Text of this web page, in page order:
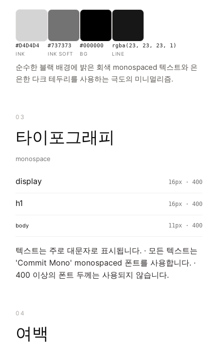
#D4D4D4
INK
#737373
INK SOFT
#000000
BG
rgba(23, 23, 23, 1)
LINE
순수한 블랙 배경에 밝은 회색 monospaced 텍스트와 은
은한 다크 테두리를 사용하는 극도의 미니멀리즘.
03
타이포그래피
monospace
display 16px · 400
h1 16px · 400
body 11px · 400
텍스트는 주로 대문자로 표시됩니다. · 모든 텍스트는
'Commit Mono' monospaced 폰트를 사용합니다. ·
400 이상의 폰트 두께는 사용되지 않습니다.
04
여백